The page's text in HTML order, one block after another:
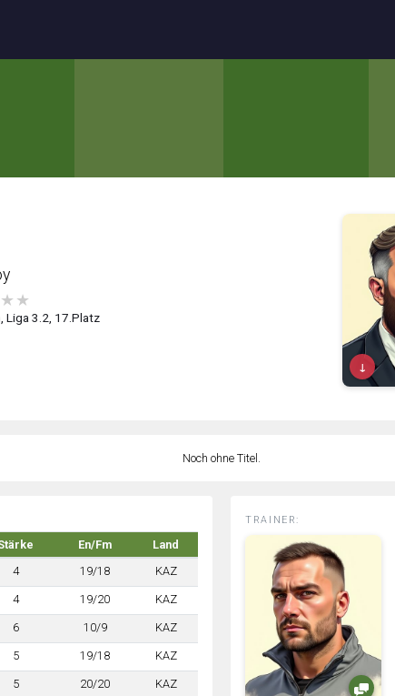
★ ★
Liga 3.2, 17.Platz
↓
Noch ohne Titel.
En/Fm Land
4 19/18 KAZ
4 19/20 KAZ
6 10/9 KAZ
5 19/18 KAZ
5 20/20 KAZ
TRAINER: